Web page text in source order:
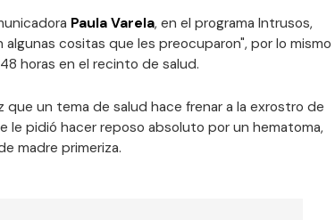
Paula Varela, en el programa Intrusos,
cositas que les preocuparon", por lo mismo
horas en el recinto de salud.
que un tema de salud hace frenar a la exrostro de
le pidió hacer reposo absoluto por un hematoma,
madre primeriza.